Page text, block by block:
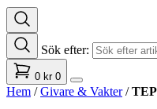
Sök efter:
0 kr 0
Hem /Givare & Vakter/